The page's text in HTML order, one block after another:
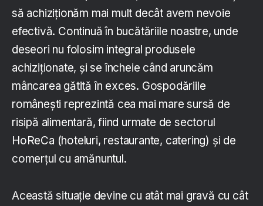
să achiziționăm mai mult decât avem nevoie
efectivă. Continuă în bucătăriile noastre, unde
deseori nu folosim integral produsele
achiziționate, și se încheie când aruncăm
mâncarea gătită în exces. Gospodăriile
românești reprezintă cea mai mare sursă de
risipă alimentară, fiind urmate de sectorul
HoReCa (hoteluri, restaurante, catering) și de
comerțul cu amănuntul.
Această situație devine cu atât mai gravă cu cât